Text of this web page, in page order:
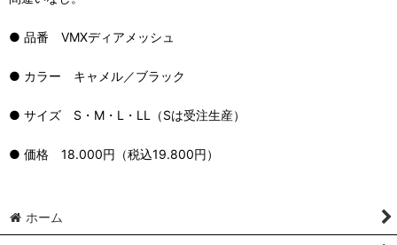
● 品番 VMXディアメッシュ
● カラー キャメル／ブラック
● サイズ S・M・L・LL（Sは受注生産）
● 価格 18.000円（税込19.800円）
ホーム